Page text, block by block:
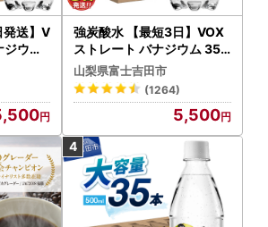
発送】V
ウム
ラベ
定カ
強炭酸水 【最短3日】VOX
ストレート バナジウム 35
本 500ml 【富士吉田市限
定カートン】炭酸
山梨県富士吉田市
(1264)
5,500